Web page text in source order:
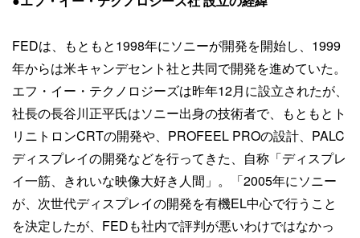
FEDは、もともと1998年にソニーが開発を開始し、1999
年からは米キャンデセント社と共同で開発を進めていた。
エフ・イー・テクノロジーズは昨年12月に設立されたが、
社長の長谷川正平氏はソニー出身の技術者で、もともとト
リニトロンCRTの開発や、PROFEEL PROの設計、PALC
ディスプレイの開発などを行ってきた、自称「ディスプレ
イ一筋、きれいな映像大好き人間」。「2005年にソニー
が、次世代ディスプレイの開発を有機EL中心で行うこと
を決定したが、FEDも社内で評判が悪いわけではなかっ